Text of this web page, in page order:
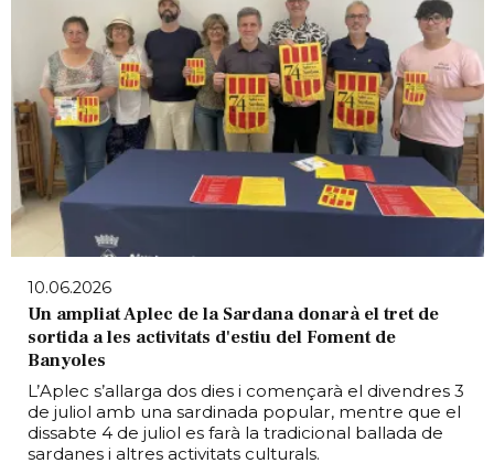
10.06.2026
Un ampliat Aplec de la Sardana donarà el tret de
sortida a les activitats d'estiu del Foment de
Banyoles
L’Aplec s’allarga dos dies i començarà el divendres 3
de juliol amb una sardinada popular, mentre que el
dissabte 4 de juliol es farà la tradicional ballada de
sardanes i altres activitats culturals.